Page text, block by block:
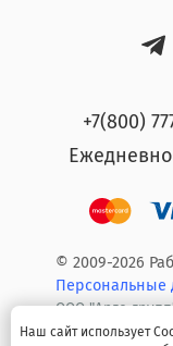
+7(800)
© 2009-2026
Персональные
ООО "Арго
Наш сайт использует